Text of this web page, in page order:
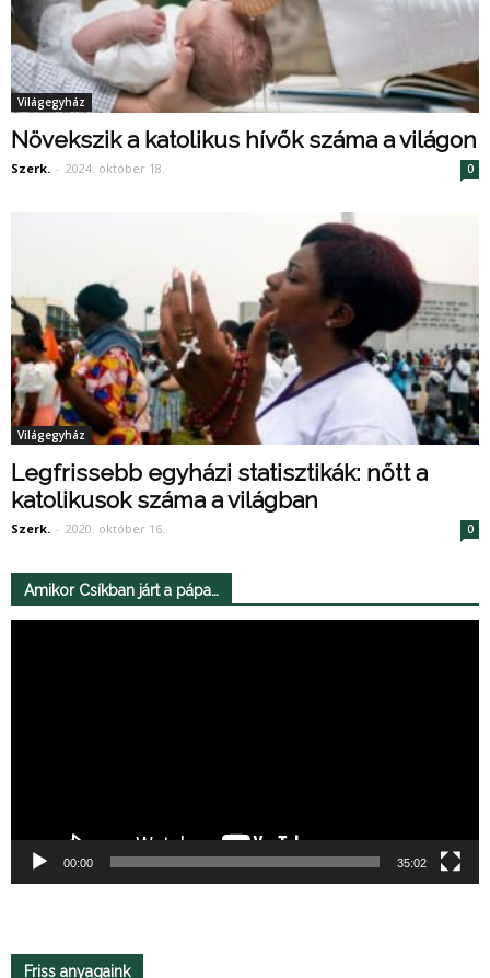
Világegyház
Növekszik a katolikus hívők száma a világon
Szerk. - 2024. október 18. 0
Világegyház
Legfrissebb egyházi statisztikák: nőtt a
katolikusok száma a világban
Szerk. - 2020. október 16. 0
Amikor Csíkban járt a pápa…
00:00 35:02
Friss anyagaink